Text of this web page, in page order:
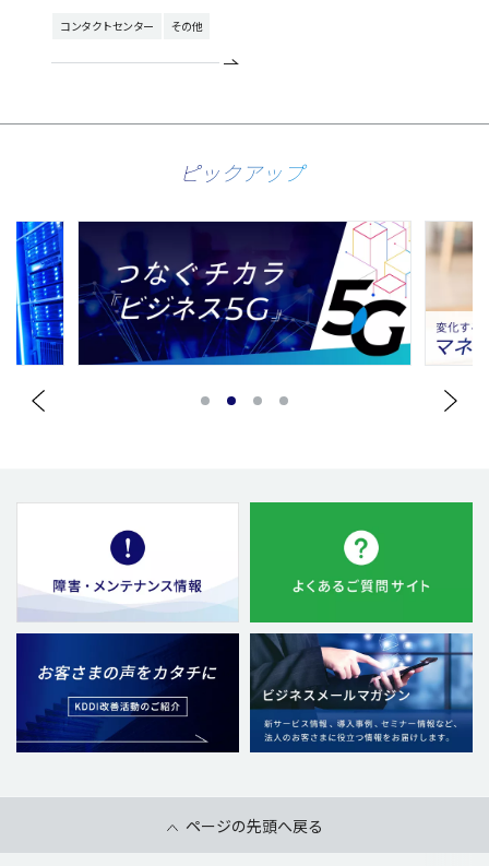
コンタクトセンター その他
ピックアップ
ページの先頭へ戻る